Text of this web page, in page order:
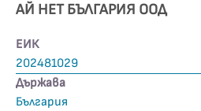
АЙ НЕТ БЪЛГАРИЯ ООД
ЕИК
202481029
Държава
България